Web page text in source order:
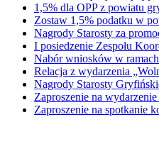
1,5% dla OPP z powiatu
Zostaw 1,5% podatku w
Nagrody Starosty za
I posiedzenie Zespołu
Nabór wniosków w
Relacja z wydarzenia
Nagrody Starosty
Zaproszenie na
Zaproszenie na spotkanie